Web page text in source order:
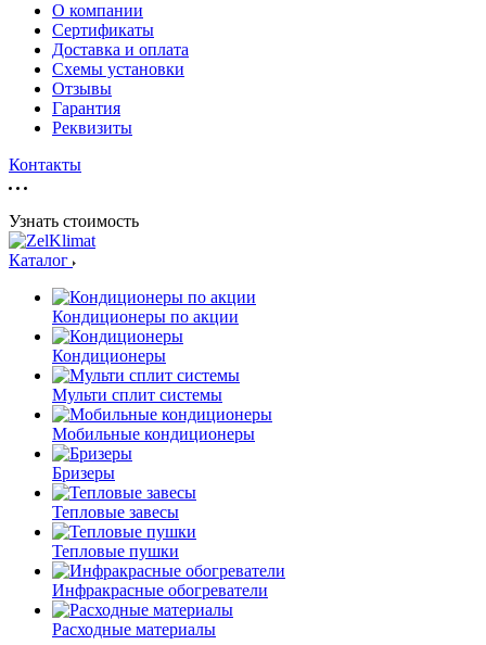
О компании
Сертификаты
Доставка и оплата
Схемы установки
Отзывы
Гарантия
Реквизиты
Контакты
Узнать стоимость
Каталог
Кондиционеры по акции
Кондиционеры
Мульти сплит системы
Мобильные кондиционеры
Бризеры
Тепловые завесы
Тепловые пушки
Инфракрасные обогреватели
Расходные материалы